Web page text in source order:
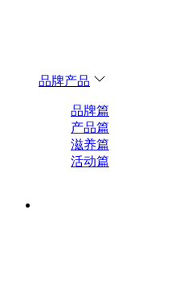
品牌产品
品牌篇
产品篇
滋养篇
活动篇